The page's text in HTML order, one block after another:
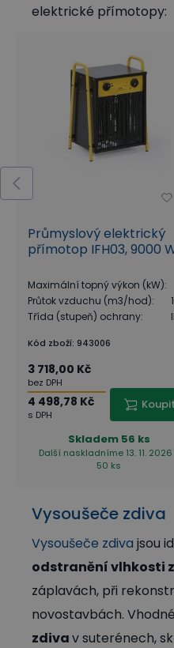
elektrické přímotopy:
Průmyslový elektrický
přímotop IFH03, 9000
Maximální topný výkon (kW):
Průtok vzduchu (m3/hod):
Třída (stupeň) ochrany:
Kód zboží: 943006
3 718,00 Kč
bez DPH
4 498,78 Kč
s DPH
Koupit
Skladem 56 ks
Další naskladníme 13. 11.
50 ks
Vysoušeče zdiva
Vysoušeče zdiva jsou
odstranění vlhkosti
záplavách, při
novostavbách.
zdivav suterénech,